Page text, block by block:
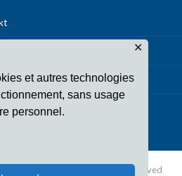
et autres technologies
sans usage
personnel.
✕
Sainte-Irmine All Rights Reserved